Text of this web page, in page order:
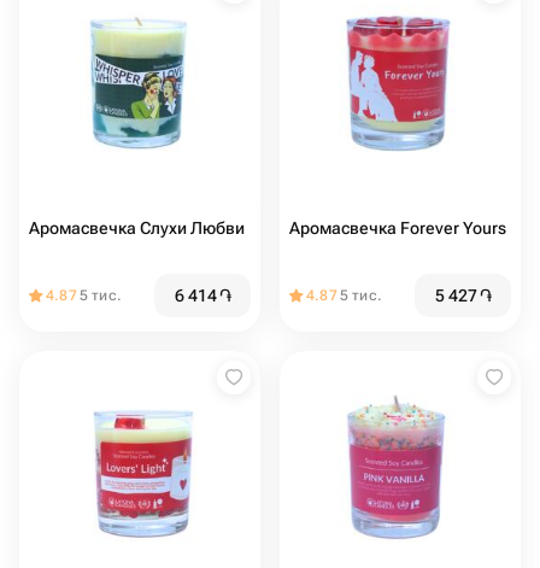
Аромасвечка Слухи Любви
4.875 тис. 6 414֏
Аромасвечка Forever Yours
4.875 тис. 5 427֏